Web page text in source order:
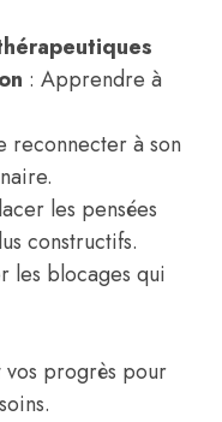
: Apprendre à
reconnecter à son
les pensées
constructifs.
les blocages qui
vos progrès pour